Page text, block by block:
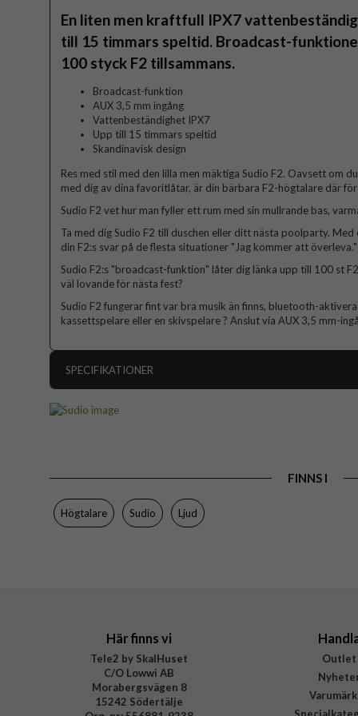
En liten men kraftfull IPX7
till 15 timmars speltid. Broadcast-
100 styck F2 tillsammans.
Broadcast-funktion
AUX 3,5 mm ingång
Vattenbeständighet IPX7
Upp till 15 timmars speltid
Skandinavisk design
Res med stil med den lilla men mäktiga Sudio F2. Oavsett om
med dig av dina favoritlåtar, är din bärbara F2-högtalare där
Sudio F2 vet hur man fyller ett rum med sin mullrande bas,
Ta med dig Sudio F2 till duschen eller ditt nästa poolparty.
din F2:s svar på de flesta situationer "Jag kommer att överleva."
Sudio F2:s "broadcast-funktion" låter dig länka upp till 100 st
väl lovande för nästa fest?
Sudio F2 fungerar fint var bra musik än finns, bluetooth-
kassettspelare eller en skivspelare ? Anslut via AUX 3,5 mm-
SPECIFIKATIONER
Färg
Material
Varumärke
FINNS I
Högtalare Sudio Ljud
Här finns vi
Tele2 by SkalHuset
C/O Lowwi AB
Morabergsvägen 8
15242 Södertälje
Outlet